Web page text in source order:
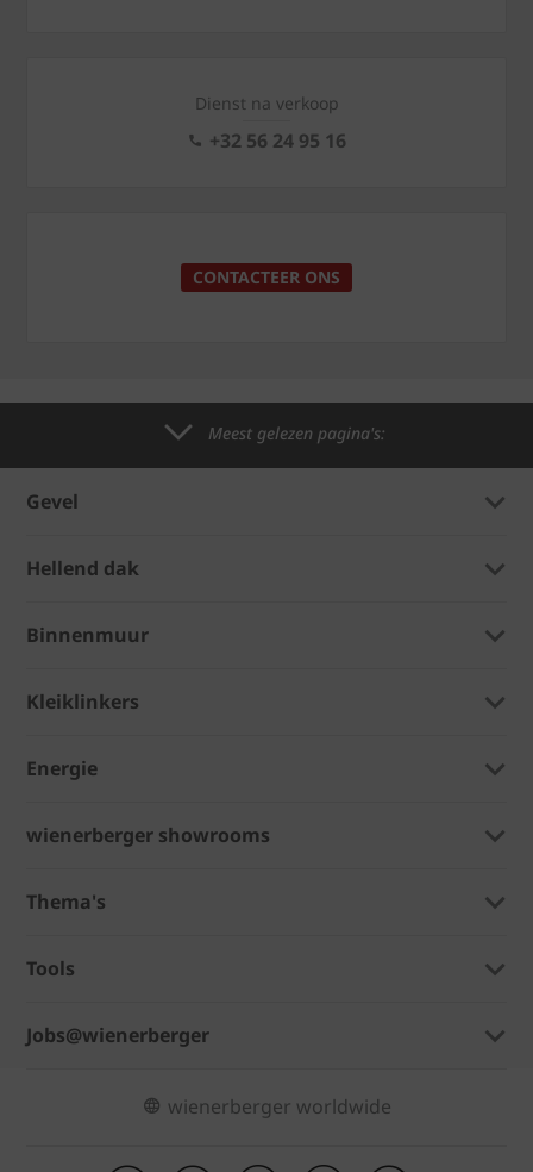
Dienst na verkoop
+32 56 24 95 16
CONTACTEER ONS
Meest gelezen pagina's:
Gevel
Hellend dak
Binnenmuur
Kleiklinkers
Energie
wienerberger showrooms
Thema's
Tools
Jobs@wienerberger
wienerberger worldwide